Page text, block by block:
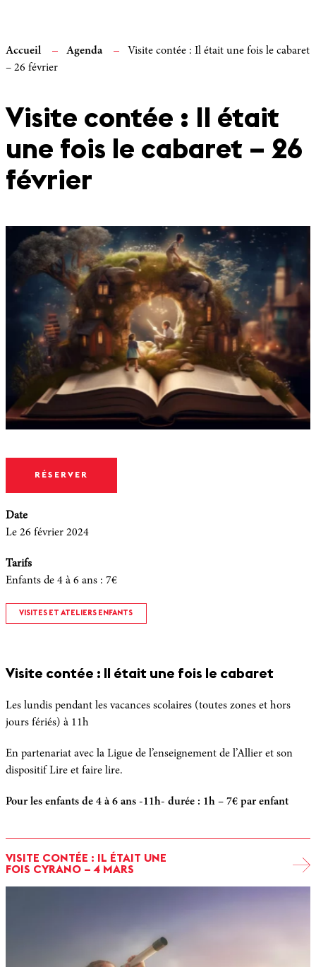
Accueil Agenda
Visite contée : Il était une fois le cabaret
– 26 février
Visite contée : Il était
une fois le cabaret – 26
février
RÉSERVER
Date
Le 26 février 2024
Tarifs
Enfants de 4 à 6 ans : 7€
VISITES ET ATELIERS ENFANTS
Visite contée : Il était une fois le cabaret
Les lundis pendant les vacances scolaires (toutes zones et hors
jours fériés) à 11h
En partenariat avec la Ligue de l’enseignement de l’Allier et son
dispositif Lire et faire lire.
Pour les enfants de 4 à 6 ans -11h- durée : 1h – 7€ par enfant
VISITE CONTÉE : IL ÉTAIT UNE
FOIS CYRANO – 4 MARS